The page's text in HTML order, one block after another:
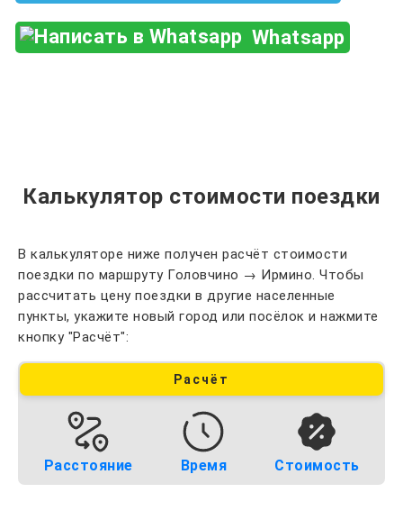
Whatsapp
Калькулятор стоимости поездки
В калькуляторе ниже получен расчёт стоимости
поездки по маршруту Головчино → Ирмино. Чтобы
рассчитать цену поездки в другие населенные
пункты, укажите новый город или посёлок и нажмите
кнопку "Расчёт":
Расчёт
Расстояние Время Стоимость